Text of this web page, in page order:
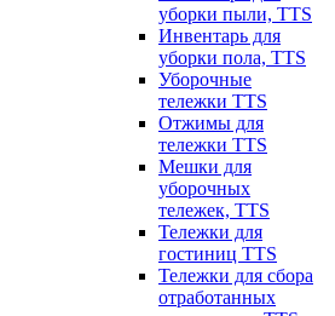
уборки пыли, TTS
Инвентарь для
уборки пола, TTS
Уборочные
тележки TTS
Отжимы для
тележки TTS
Мешки для
уборочных
тележек, TTS
Тележки для
гостиниц TTS
Тележки для сбора
отработанных